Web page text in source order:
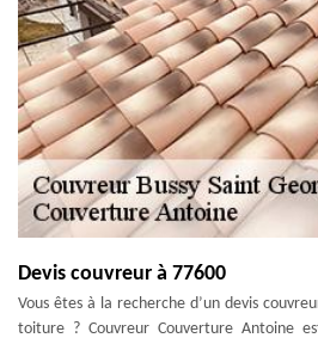
Devis couvreur à 77600
Vous êtes à la recherche d’un devis
toiture ? Couvreur Couverture Antoine